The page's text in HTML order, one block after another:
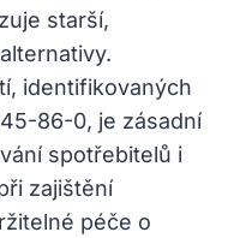
starší,
identifikovaných
86-0, je zásadní
spotřebitelů i
zajištění
péče o